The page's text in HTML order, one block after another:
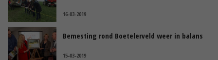
16-03-2019
Bemesting rond Boetelerveld weer in balans
15-03-2019